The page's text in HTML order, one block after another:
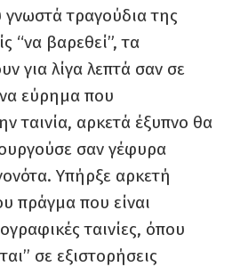
γνωστά τραγούδια της
“να βαρεθεί”, τα
για λίγα λεπτά σαν σε
εύρημα που
ταινία, αρκετά έξυπνο θα
σαν γέφυρα
Υπήρξε αρκετή
πράγμα που είναι
ταινίες, όπου
σε εξιστορήσεις